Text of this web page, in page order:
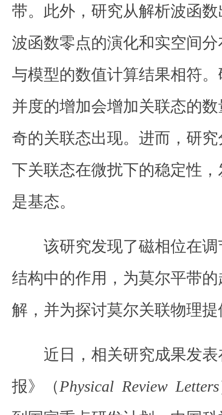
带。此外，研究从解析波函
波函数零点的演化和实空间
与模型的数值计算结果相符
并度的增加会增加关联态的
奇的关联态出现。进而，研
下关联态在微扰下的稳定性
是基态。
该研究发现了磁相位在
结构中的作用，为莫尔平带
解，并为探讨莫尔关联物理
近日，相关研究成果发
报》（Physical Review Letters